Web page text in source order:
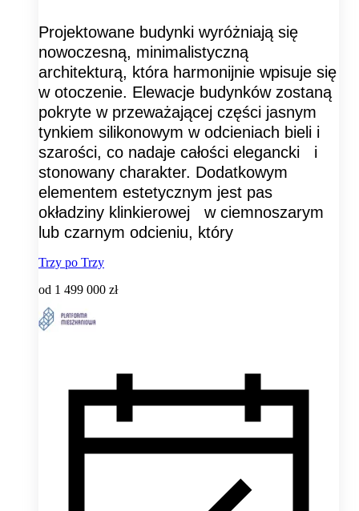
Projektowane budynki wyróżniają się
nowoczesną, minimalistyczną
architekturą, która harmonijnie wpisuje się
w otoczenie. Elewacje budynków zostaną
pokryte w przeważającej części jasnym
tynkiem silikonowym w odcieniach bieli i
szarości, co nadaje całości elegancki i
stonowany charakter. Dodatkowym
elementem estetycznym jest pas
okładziny klinkierowej w ciemnoszarym
lub czarnym odcieniu, który
Trzy po Trzy
od 1 499 000 zł